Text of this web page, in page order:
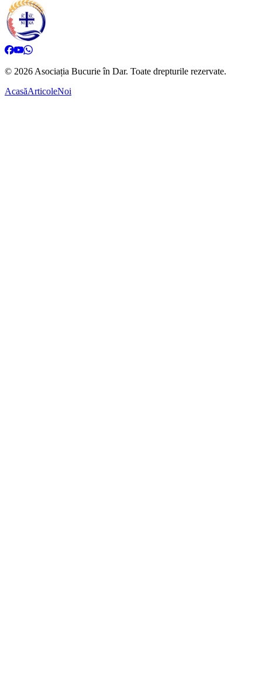
© 2026 Asociația Bucurie în Dar. Toate drepturile rezervate.
AcasăArticoleNoi